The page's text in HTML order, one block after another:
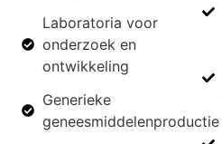
Laboratoria voor
onderzoek en
ontwikkeling
Generieke
geneesmiddelenproductie